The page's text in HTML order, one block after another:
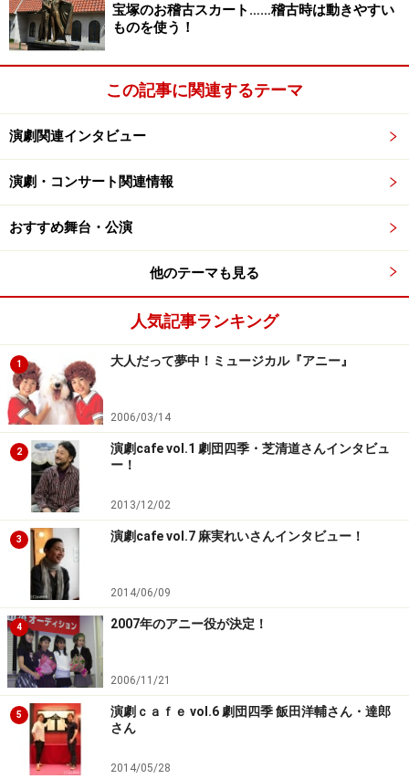
宝塚のお稽古スカート……稽古時は動きやすい
ものを使う！
この記事に関連するテーマ
演劇関連インタビュー
演劇・コンサート関連情報
おすすめ舞台・公演
他のテーマも見る
人気記事ランキング
1 大人だって夢中！ミュージカル『アニー』
2006/03/14
2
演劇cafe vol.1 劇団四季・芝清道さんインタビュ
ー！
2013/12/02
3 演劇cafe vol.7 麻実れいさんインタビュー！
2014/06/09
4 2007年のアニー役が決定！
2006/11/21
5
演劇ｃａｆｅ vol.6 劇団四季 飯田洋輔さん・達郎
さん
2014/05/28